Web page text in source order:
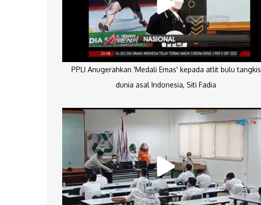
PPLI Anugerahkan 'Medali Emas' kepada atlit bulu tangkis
dunia asal Indonesia, Siti Fadia